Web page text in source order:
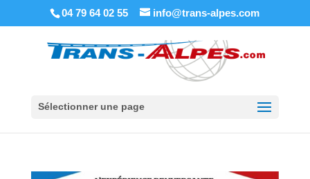
04 79 64 02 55 info@trans-alpes.com
Sélectionner une page